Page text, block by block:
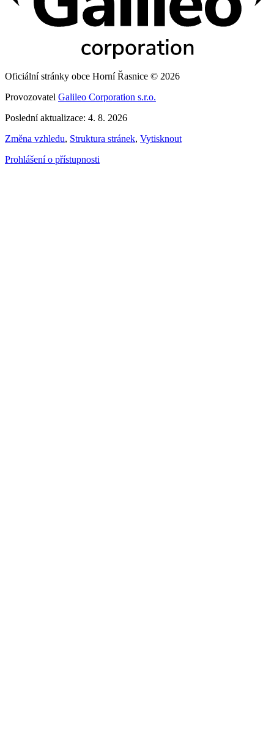
Oficiální stránky obce Horní Řasnice © 2026
Provozovatel Galileo Corporation s.r.o.
Poslední aktualizace: 4. 8. 2026
Změna vzhledu, Struktura stránek, Vytisknout
Prohlášení o přístupnosti